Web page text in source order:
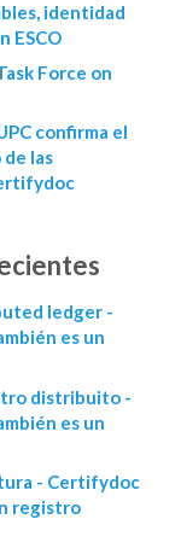
identidad
ESCO
Force on
confirma el
las
ledger -
es un
distribuito -
es un
- Certifydoc
registro